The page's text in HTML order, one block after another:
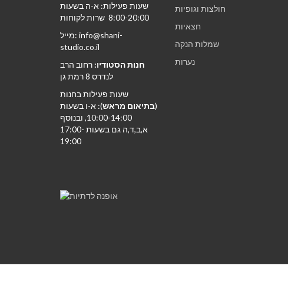
שעות פעילות: א-ה בשעות
8:00-20:00 שרות לקוחות
מייל: info@shani-
studio.co.il
חנות הסטודיו: רחוב הרב
לנדרס 8 רמת גן
שעות פעילות בחנות
(בתיאום מראש): א-ו בשעות
10:00-14:00, ובנוסף
א,ב,ד,ה גם בשעות 17:00-
19:00
חולצות וגופיות
חצאיות
שמלות הנקה
נערות